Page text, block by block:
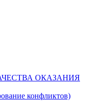
ОКАЗАНИЯ
конфликтов)